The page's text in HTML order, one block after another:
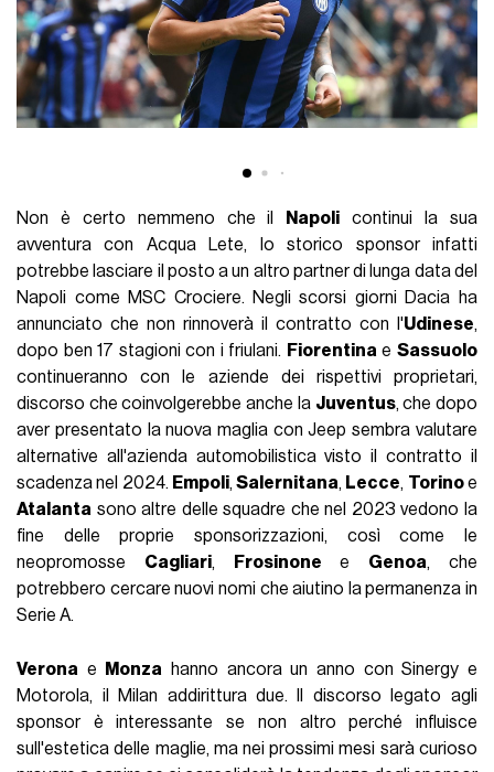
Non è certo nemmeno che il Napoli continui la sua
avventura con Acqua Lete, lo storico sponsor infatti
potrebbe lasciare il posto a un altro partner di lunga data del
Napoli come MSC Crociere. Negli scorsi giorni Dacia ha
annunciato che non rinnoverà il contratto con l'Udinese,
dopo ben 17 stagioni con i friulani. Fiorentina e Sassuolo
continueranno con le aziende dei rispettivi proprietari,
discorso che coinvolgerebbe anche la Juventus, che dopo
aver presentato la nuova maglia con Jeep sembra valutare
alternative all'azienda automobilistica visto il contratto il
scadenza nel 2024. Empoli,Salernitana, Lecce, Torinoe
Atalanta sono altre delle squadre che nel 2023 vedono la
fine delle proprie sponsorizzazioni, così come le
neopromosse Cagliari, Frosinone e Genoa, che
potrebbero cercare nuovi nomi che aiutino la permanenza in
Serie A.
Verona e Monza hanno ancora un anno con Sinergy e
Motorola, il Milan addirittura due. Il discorso legato agli
sponsor è interessante se non altro perché influisce
sull'estetica delle maglie, ma nei prossimi mesi sarà curioso